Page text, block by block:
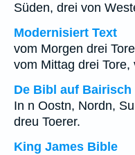
Süden, drei von
Modernisiert Text
vom Morgen drei
vom Mittag drei Tore,
De Bibl auf Bairisch
In n Oostn, Nordn,
dreu Toerer.
King James Bible